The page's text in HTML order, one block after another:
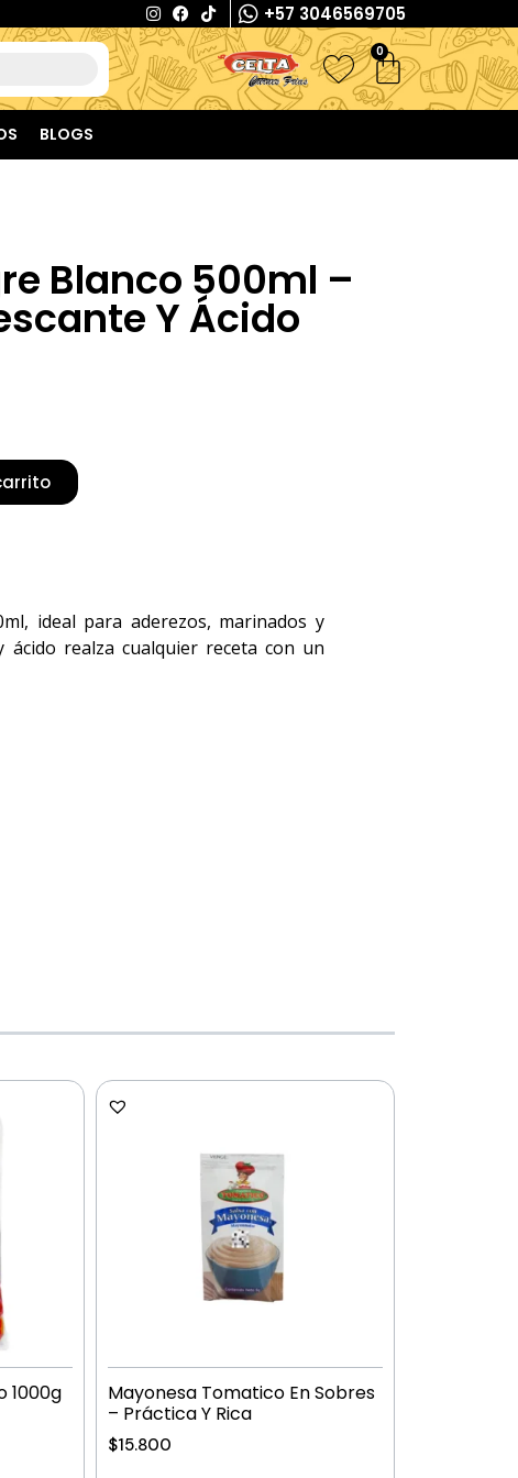
+57 3046569705
0
BLOGS
Blanco 500ml –
Y Ácido
ideal para aderezos, marinados y
ácido realza cualquier receta con un
1000g
Mayonesa Tomatico En Sobres
– Práctica Y Rica
$15.800